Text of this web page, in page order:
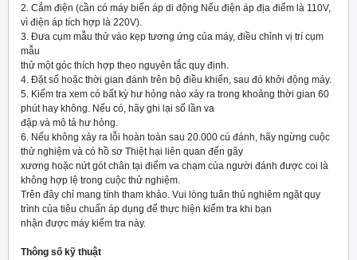
2. Cắm điện (cần có máy biến áp di động Nếu điện áp địa điểm là 110V,
vì điện áp tích hợp là 220V).
3. Đưa cụm mẫu thử vào kẹp tương ứng của máy, điều chỉnh vị trí cụm
mẫu
thử một góc thích hợp theo nguyên tắc quy định.
4. Đặt số hoặc thời gian đánh trên bộ điều khiển, sau đó khởi động máy.
5. Kiểm tra xem có bất kỳ hư hỏng nào xảy ra trong khoảng thời gian 60
phút hay không. Nếu có, hãy ghi lại số lần va
đập và mô tả hư hỏng.
6. Nếu không xảy ra lỗi hoàn toàn sau 20.000 cú đánh, hãy ngừng cuộc
thử nghiệm và có hồ sơ Thiệt hại liên quan đến gãy
xương hoặc nứt gót chân tại điểm va chạm của người đánh được coi là
không hợp lệ trong cuộc thử nghiệm.
Trên đây chỉ mang tính tham khảo. Vui lòng tuân thủ nghiêm ngặt quy
trình của tiêu chuẩn áp dụng để thực hiện kiểm tra khi bạn
nhận được máy kiểm tra này.
Thông số kỹ thuật